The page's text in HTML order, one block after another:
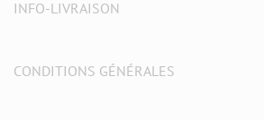
INFO-LIVRAISON
CONDITIONS GÉNÉRALES